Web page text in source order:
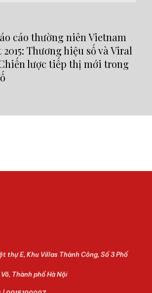
cáo thường niên Vietnam
Thương hiệu số và Viral
lược tiếp thị mới trong
thự E, Khu Villas Thành Công, Số 3 Phố
Thành phố Hà Nội